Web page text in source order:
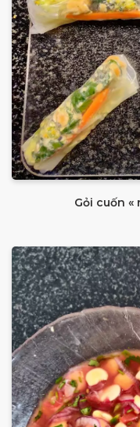
Gỏi cuốn